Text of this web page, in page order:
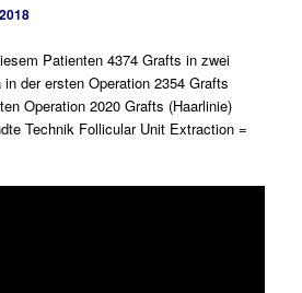
Patienten 4374 Grafts in zwei
der ersten Operation 2354 Grafts
Operation 2020 Grafts (Haarlinie)
Technik Follicular Unit Extraction =